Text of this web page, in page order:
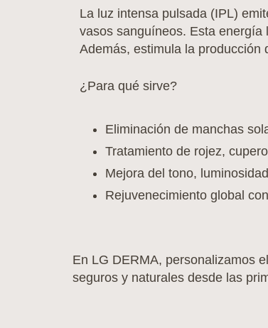
La luz intensa pulsada (IPL)
vasos sanguíneos. Esta energía
Además, estimula la producción
¿Para qué sirve?
Eliminación de manchas
Tratamiento de rojez,
Mejora del tono,
Rejuvenecimiento global
En LG DERMA, personalizamos
seguros y naturales desde las